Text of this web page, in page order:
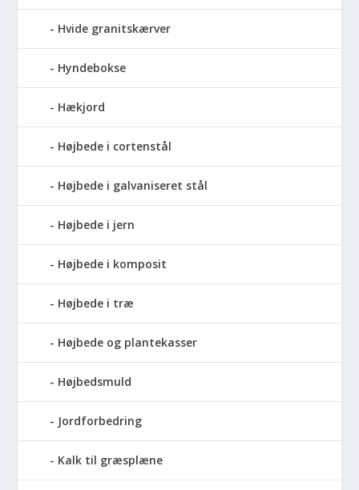
Hvide granitskærver
Hyndebokse
Hækjord
Højbede i cortenstål
Højbede i galvaniseret stål
Højbede i jern
Højbede i komposit
Højbede i træ
Højbede og plantekasser
Højbedsmuld
Jordforbedring
Kalk til græsplæne